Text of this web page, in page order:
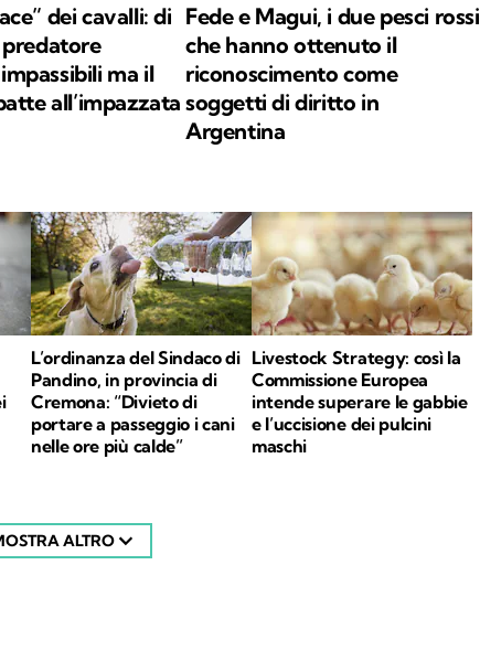
dei cavalli: di
ma il
all’impazzata
Fede e Magui, i due pesci rossi
che hanno ottenuto il
riconoscimento come
soggetti di diritto in
Argentina
L’ordinanza del Sindaco di
Pandino, in provincia di
Cremona: “Divieto di
portare a passeggio i cani
nelle ore più calde”
Livestock Strategy: così la
Commissione Europea
intende superare le gabbie
e l’uccisione dei pulcini
maschi
ALTRO